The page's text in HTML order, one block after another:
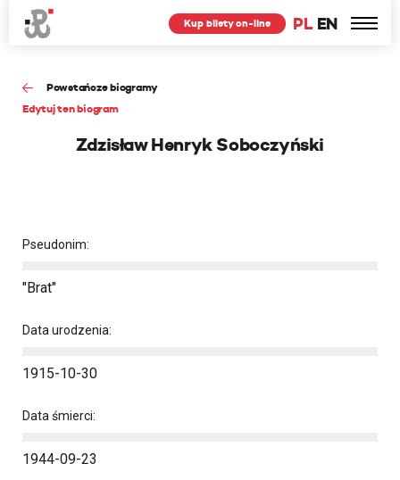
PL EN
Kup bilety on-line
Powstańcze biogramy
Edytuj ten biogram
Zdzisław Henryk Soboczyński
Pseudonim:
"Brat"
Data urodzenia:
1915-10-30
Data śmierci:
1944-09-23